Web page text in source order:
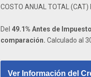
COSTO ANUAL TOTAL (CAT)
Del 49.1% Antes de
comparación. Calculado al
Ver Información del